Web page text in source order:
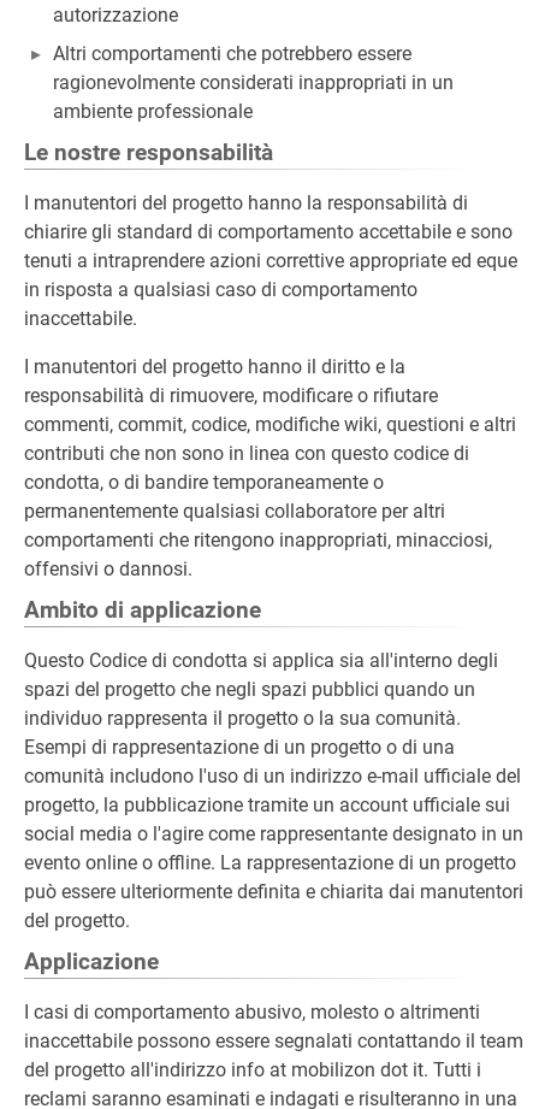
autorizzazione
Altri comportamenti che potrebbero essere
ragionevolmente considerati inappropriati in un
ambiente professionale
Le nostre responsabilità
I manutentori del progetto hanno la responsabilità di
chiarire gli standard di comportamento accettabile e sono
tenuti a intraprendere azioni correttive appropriate ed eque
in risposta a qualsiasi caso di comportamento
inaccettabile.
I manutentori del progetto hanno il diritto e la
responsabilità di rimuovere, modificare o rifiutare
commenti, commit, codice, modifiche wiki, questioni e altri
contributi che non sono in linea con questo codice di
condotta, o di bandire temporaneamente o
permanentemente qualsiasi collaboratore per altri
comportamenti che ritengono inappropriati, minacciosi,
offensivi o dannosi.
Ambito di applicazione
Questo Codice di condotta si applica sia all'interno degli
spazi del progetto che negli spazi pubblici quando un
individuo rappresenta il progetto o la sua comunità.
Esempi di rappresentazione di un progetto o di una
comunità includono l'uso di un indirizzo e-mail ufficiale del
progetto, la pubblicazione tramite un account ufficiale sui
social media o l'agire come rappresentante designato in un
evento online o offline. La rappresentazione di un progetto
può essere ulteriormente definita e chiarita dai manutentori
del progetto.
Applicazione
I casi di comportamento abusivo, molesto o altrimenti
inaccettabile possono essere segnalati contattando il team
del progetto all'indirizzo info at mobilizon dot it. Tutti i
reclami saranno esaminati e indagati e risulteranno in una